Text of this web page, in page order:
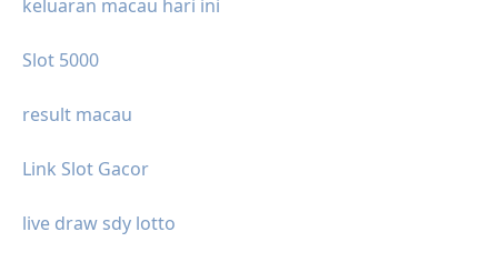
keluaran macau hari ini
Slot 5000
result macau
Link Slot Gacor
live draw sdy lotto